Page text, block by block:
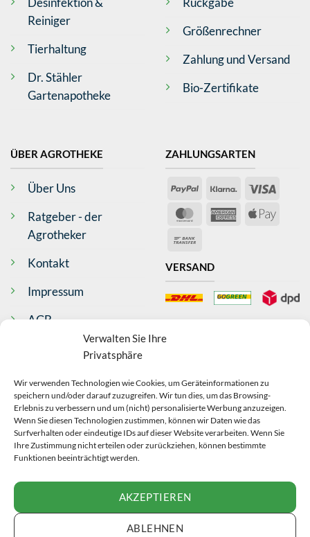
Verwalten Sie Ihre
Privatsphäre
Wir verwenden Technologien wie Cookies, um Geräteinformationen zu
speichern und/oder darauf zuzugreifen. Wir tun dies, um das Browsing-
Erlebnis zu verbessern und um (nicht) personalisierte Werbung anzuzeigen.
Wenn Sie diesen Technologien zustimmen, können wir Daten wie das
Surfverhalten oder eindeutige IDs auf dieser Website verarbeiten. Wenn Sie
Ihre Zustimmung nicht erteilen oder zurückziehen, können bestimmte
Funktionen beeinträchtigt werden.
AKZEPTIEREN
ABLEHNEN
Reiniger
Tierhaltung
Dr. Stähler
Gartenapotheke
Größenrechner
Zahlung und Versand
Bio-Zertifikate
ÜBER AGROTHEKE
Über Uns
Ratgeber - der
Agrotheker
Kontakt
Impressum
AGB
Widerrufsrecht
Datenschutz
Echtheit Bewertungen
ZAHLUNGSARTEN
PayPal Klarna Visa
MasterCardAmericanApple
VERSAND
VERTRAG
WIDERRUFEN
VERTRAG WIDERRUFEN
Anonym
Ware wurde schnell geliefert Danke
Antje Wilms-Gülicher
Verifizierter Kunde
Top Produkt, schnelle Lieferung
Bad Neustadt an der Saale, DE,
Anonym
Verifizierter Kunde
Sehr schnelle Lieferung, alles bestens!